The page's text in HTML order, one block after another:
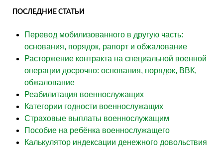
ПОСЛЕДНИЕ СТАТЬИ
Перевод мобилизованного в другую часть:
основания, порядок, рапорт и обжалование
Расторжение контракта на специальной военной
операции досрочно: основания, порядок, ВВК,
обжалование
Реабилитация военнослужащих
Категории годности военнослужащих
Страховые выплаты военнослужащим
Пособие на ребёнка военнослужащего
Калькулятор индексации денежного довольствия